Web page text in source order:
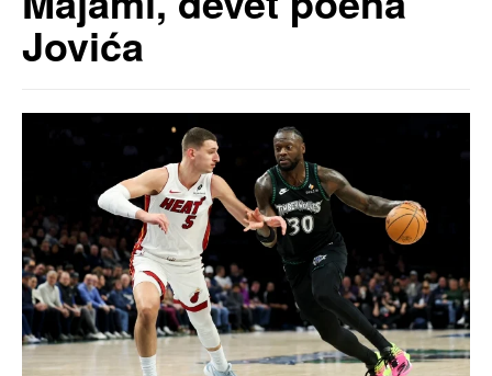
Jovića